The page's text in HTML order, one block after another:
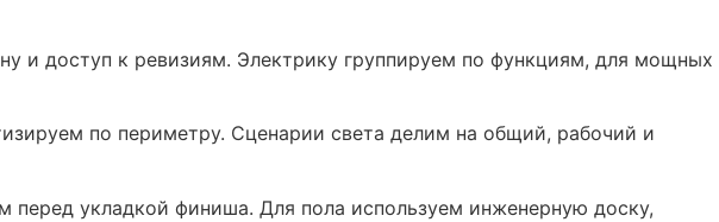
и доступ к ревизиям. Электрику группируем по функциям, для мощных
по периметру. Сценарии света делим на общий, рабочий и
укладкой финиша. Для пола используем инженерную доску,